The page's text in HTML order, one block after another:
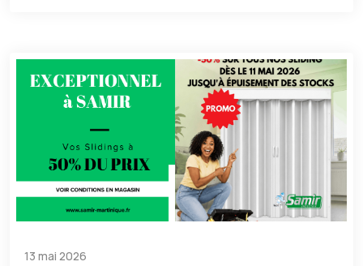
13 mai 2026